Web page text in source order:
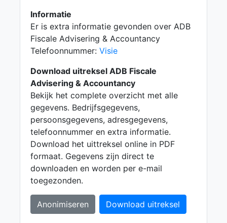
Informatie
Er is extra informatie gevonden over ADB
Fiscale Advisering & Accountancy
Telefoonnummer: Visie
Download uitreksel ADB Fiscale
Advisering & Accountancy
Bekijk het complete overzicht met alle
gegevens. Bedrijfsgegevens,
persoonsgegevens, adresgegevens,
telefoonnummer en extra informatie.
Download het uittreksel online in PDF
formaat. Gegevens zijn direct te
downloaden en worden per e-mail
toegezonden.
Anonimiseren Download uitreksel